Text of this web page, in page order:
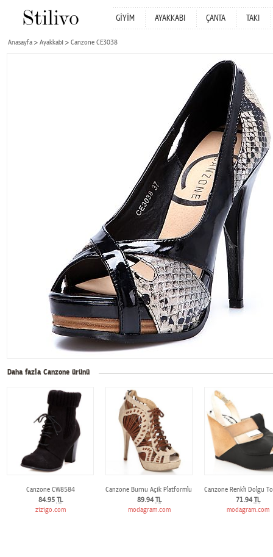
GİYİM AYAKKABI ÇANTA TAKI
Anasayfa Ayakkabı Canzone CE3038
Daha fazla Canzone ürünü
Canzone CW8584
84.95 TL
zizigo.com
Canzone Burnu Açık Platformlu Ayakkabı
89.94TL
modagram.com
Canzone Renkli Dolgu
71.94TL
modagram.com